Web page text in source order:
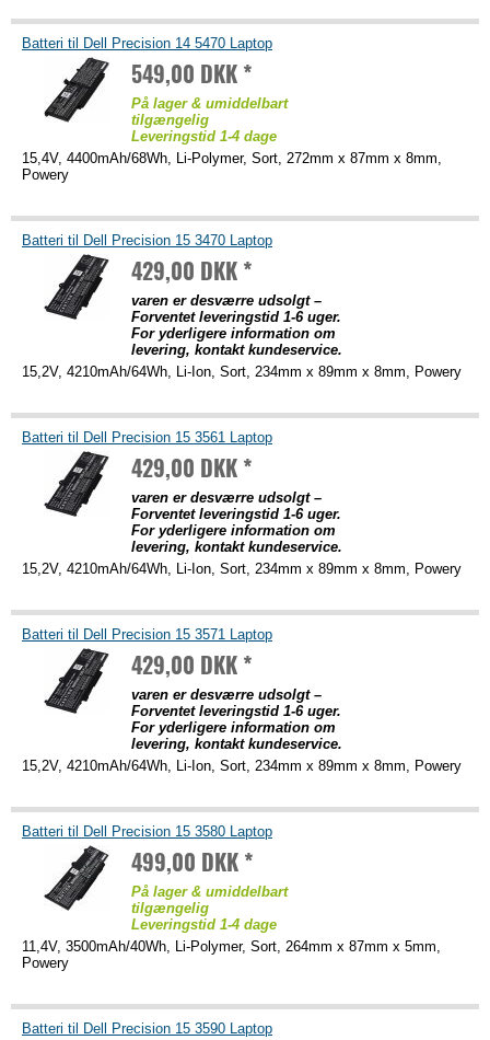
Batteri til Dell Precision 14 5470 Laptop
549,00 DKK *
På lager & umiddelbart
tilgængelig
Leveringstid 1-4 dage
15,4V, 4400mAh/68Wh, Li-Polymer, Sort, 272mm x 87mm x 8mm,
Powery
Batteri til Dell Precision 15 3470 Laptop
429,00 DKK *
varen er desværre udsolgt –
Forventet leveringstid 1-6 uger.
For yderligere information om
levering, kontakt kundeservice.
15,2V, 4210mAh/64Wh, Li-Ion, Sort, 234mm x 89mm x 8mm, Powery
Batteri til Dell Precision 15 3561 Laptop
429,00 DKK *
varen er desværre udsolgt –
Forventet leveringstid 1-6 uger.
For yderligere information om
levering, kontakt kundeservice.
15,2V, 4210mAh/64Wh, Li-Ion, Sort, 234mm x 89mm x 8mm, Powery
Batteri til Dell Precision 15 3571 Laptop
429,00 DKK *
varen er desværre udsolgt –
Forventet leveringstid 1-6 uger.
For yderligere information om
levering, kontakt kundeservice.
15,2V, 4210mAh/64Wh, Li-Ion, Sort, 234mm x 89mm x 8mm, Powery
Batteri til Dell Precision 15 3580 Laptop
499,00 DKK *
På lager & umiddelbart
tilgængelig
Leveringstid 1-4 dage
11,4V, 3500mAh/40Wh, Li-Polymer, Sort, 264mm x 87mm x 5mm,
Powery
Batteri til Dell Precision 15 3590 Laptop